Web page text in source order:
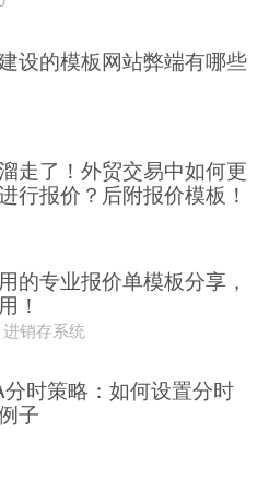
设的模板网站弊端有哪些
走了！外贸交易中如何更
行报价？后附报价模板！
的专业报价单模板分享，
！
销存系统
时策略：如何设置分时
子